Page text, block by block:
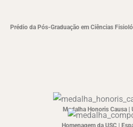
Prédio da Pós-Graduação em Ciências
Medalha Honoris Causa |
Homenagem da USC |